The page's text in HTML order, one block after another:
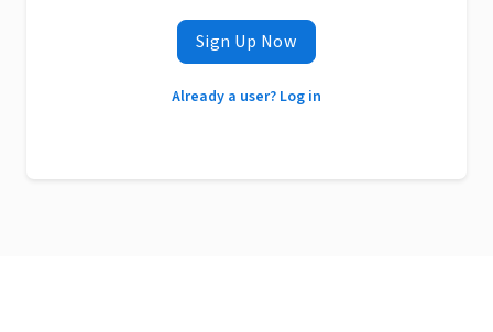
Sign Up Now
Already a user? Log in